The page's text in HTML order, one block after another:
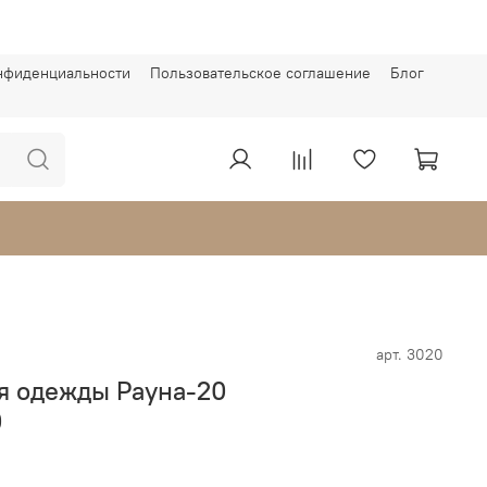
Пользовательское соглашение Блог
арт. 3020
одежды Рауна-20